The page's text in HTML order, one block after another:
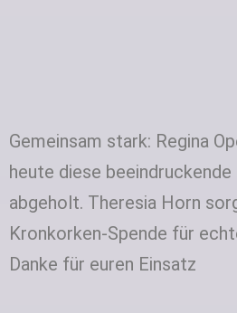
Gemeinsam stark: Regina
heute diese
abgeholt. Theresia Horn
Kronkorken‑Spende für
Danke für euren Einsatz